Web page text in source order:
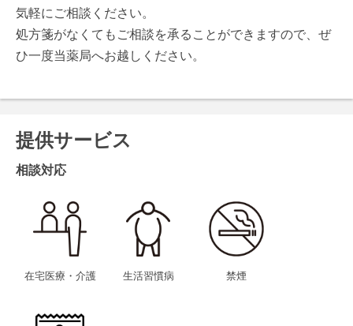
気軽にご相談ください。
処方箋がなくてもご相談を承ることができますので、ぜ
ひ一度当薬局へお越しください。
提供サービス
相談対応
在宅医療・介護 生活習慣病 禁煙